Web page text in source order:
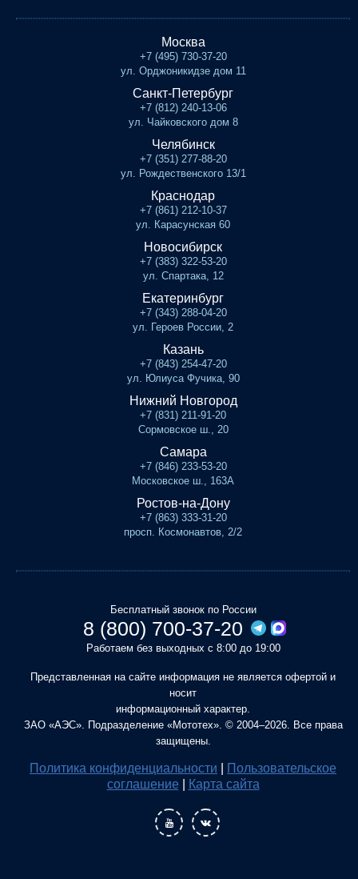
Москва
+7 (495) 730-37-20
ул. Орджоникидзе дом 11
Санкт-Петербург
+7 (812) 240-13-06
ул. Чайковского дом 8
Челябинск
+7 (351) 277-88-20
ул. Рождественского 13/1
Краснодар
+7 (861) 212-10-37
ул. Карасунская 60
Новосибирск
+7 (383) 322-53-20
ул. Спартака, 12
Екатеринбург
+7 (343) 288-04-20
ул. Героев России, 2
Казань
+7 (843) 254-47-20
ул. Юлиуса Фучика, 90
Нижний Новгород
+7 (831) 211-91-20
Сормовское ш., 20
Самара
+7 (846) 233-53-20
Московское ш., 163А
Ростов-на-Дону
+7 (863) 333-31-20
просп. Космонавтов, 2/2
Бесплатный звонок по России
8 (800) 700-37-20
Работаем без выходных с 8:00 до 19:00
Представленная на сайте информация не является офертой и
носит
информационный характер.
ЗАО «АЭС». Подразделение «Мототех». © 2004–2026. Все права
защищены.
Политика конфиденциальности
Пользовательское
соглашение
Карта сайта